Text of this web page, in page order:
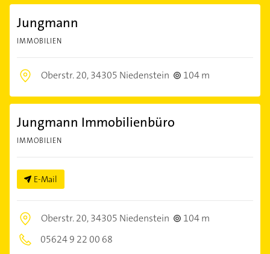
Jungmann
IMMOBILIEN
Oberstr. 20,34305 Niedenstein 104 m
Jungmann Immobilienbüro
IMMOBILIEN
E-Mail
Oberstr. 20,34305 Niedenstein
104 m
05624 9 22 00 68